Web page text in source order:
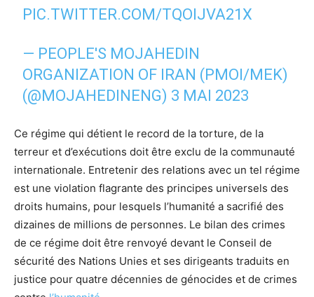
PIC.TWITTER.COM/TQOIJVA21X
— PEOPLE'S MOJAHEDIN
ORGANIZATION OF IRAN (PMOI/MEK)
(@MOJAHEDINENG) 3 MAI 2023
Ce régime qui détient le record de la torture, de la
terreur et d’exécutions doit être exclu de la communauté
internationale. Entretenir des relations avec un tel régime
est une violation flagrante des principes universels des
droits humains, pour lesquels l’humanité a sacrifié des
dizaines de millions de personnes. Le bilan des crimes
de ce régime doit être renvoyé devant le Conseil de
sécurité des Nations Unies et ses dirigeants traduits en
justice pour quatre décennies de génocides et de crimes